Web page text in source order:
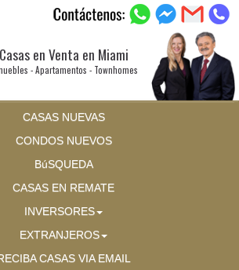
Casas en Venta en Miami
- Apartamentos - Townhomes
CASAS NUEVAS
CONDOS NUEVOS
BúSQUEDA
CASAS EN REMATE
INVERSORES
EXTRANJEROS
CASAS VIA EMAIL